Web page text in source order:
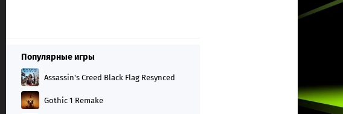
Популярные игры
Assassin's Creed Black Flag Resynced
Gothic 1 Remake